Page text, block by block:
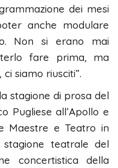
dei mesi
anche modulare
Non si erano mai
fare prima, ma
siamo riusciti”.
stagione di prosa del
Pugliese all’Apollo e
Maestre e Teatro in
teatrale del
concertistica della